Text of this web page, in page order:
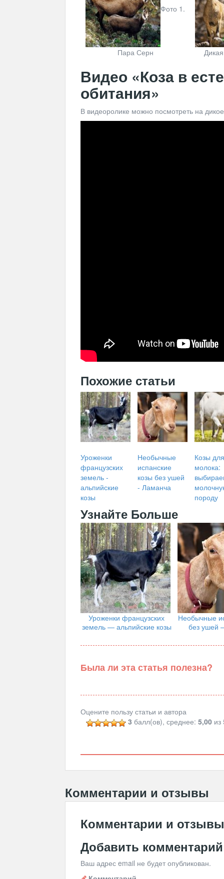
Фото 1.
Пара Серн
Видео «Коза в
обитания»
В видеоролике можно посмотреть на
Похожие статьи
Уроженки
французских
земель -
альпийские
козы
Необычные
испанские
козы без ушей
- Ламанча
Козы для
молока:
породу
Узнайте Больше
Уроженки французских
земель — альпийские козы
Необычные
без ушей
Была ли эта статья полезна?
Оцените пользу статьи и автора
3 балл(ов), среднее:5,00 из
Комментарии и отзывы
Комментарии и отзывы
Добавить комментарий
Ваш адрес email не будет опубликован.